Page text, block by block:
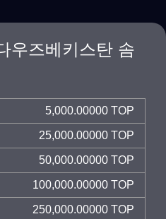
우즈베키스탄 솜
5,000.00000 TOP
25,000.00000 TOP
50,000.00000 TOP
100,000.00000 TOP
250,000.00000 TOP